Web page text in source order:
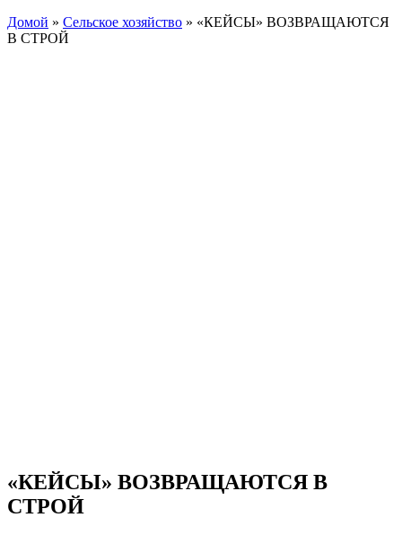
Домой » Сельское хозяйство » «КЕЙСЫ» ВОЗВРАЩАЮТСЯ
В СТРОЙ
«КЕЙСЫ» ВОЗВРАЩАЮТСЯ В
СТРОЙ